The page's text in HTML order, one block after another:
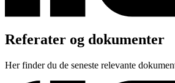
Referater og dokumenter
Her finder du de seneste relevante